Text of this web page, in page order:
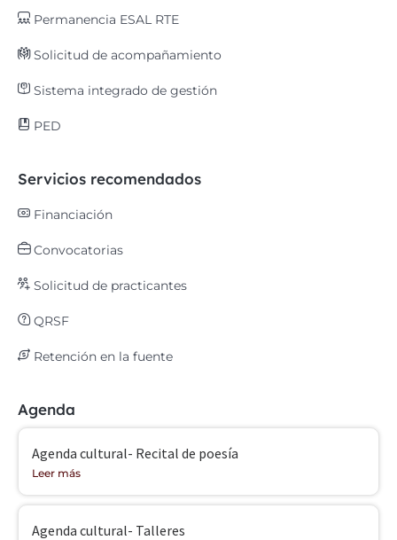
Permanencia ESAL RTE
Solicitud de acompañamiento
Sistema integrado de gestión
PED
Servicios recomendados
Financiación
Convocatorias
Solicitud de practicantes
QRSF
Retención en la fuente
Agenda
Agenda cultural- Recital de poesía
Leer más
Agenda cultural- Talleres